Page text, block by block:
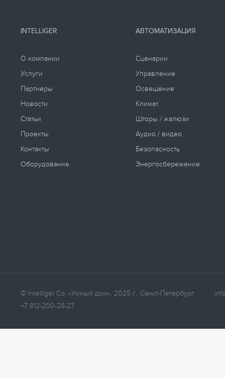
INTELLIGER
О компании
Услуги
Партнеры
Новости
Статьи
Проекты
Контакты
Оборудование
АВТОМАТИЗАЦИЯ
Сценарии
Управление
Освещение
Климат
Шторы / жалюзи
Аудио / видео
Безопасность
Энергосбережение
© Intelliger Co, «Умный дом», 2025 г., Санкт-Петербург
+7 812-200-28-27